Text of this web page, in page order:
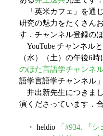
「英米カフェ」を通
研究の魅力をたくさん
す．チャンネル登録の
YouTube チャンネル
（水）（土）の午後6
のほた言語学チャンネル
語学言語学チャンネル
井出新先生につきま
演くださっています．
・ heldio
「#934. 『